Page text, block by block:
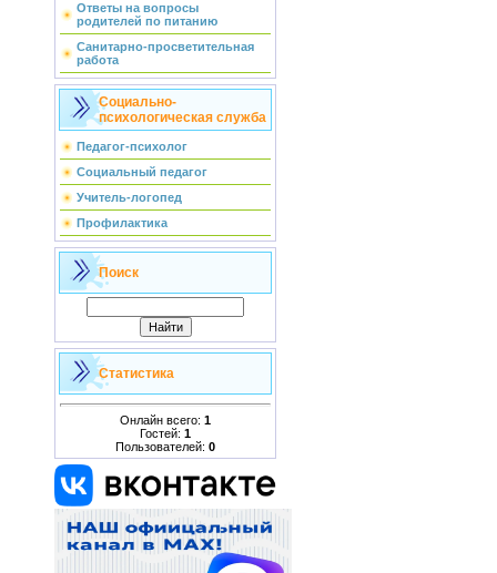
Ответы на вопросы
родителей по питанию
Санитарно-просветительная
работа
Социально-
психологическая служба
Педагог-психолог
Социальный педагог
Учитель-логопед
Профилактика
Поиск
Статистика
Онлайн всего: 1
Гостей: 1
Пользователей: 0